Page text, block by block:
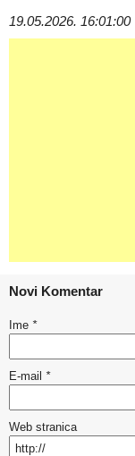
19.05.2026. 16:01:00
Novi Komentar
Ime *
E-mail *
Web stranica